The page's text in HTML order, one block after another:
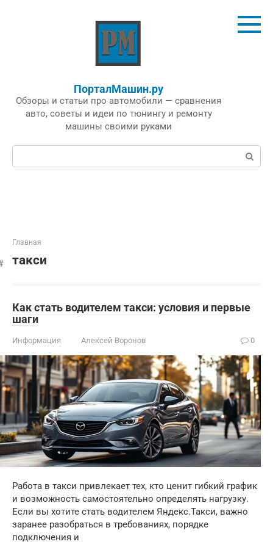
ПорталМашин.ру
Обзоры и статьи про автомобили — сравнения
авто, советы и идеи по тюнингу и ремонту
машины своими руками
Поиск:
Главная
такси
Как стать водителем такси: условия и первые
шаги
Информация Алексей Воронов 0
Работа в такси привлекает тех, кто ценит гибкий график
и возможность самостоятельно определять нагрузку.
Если вы хотите стать водителем Яндекс.Такси, важно
заранее разобраться в требованиях, порядке
подключения и